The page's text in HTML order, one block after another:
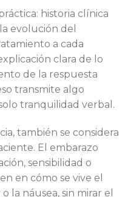
historia clínica
evolución del
a cada
clara de lo
de la respuesta
transmite algo
tranquilidad verbal.
también se considera
El embarazo
sensibilidad o
en cómo se vive el
la náusea, sin mirar el